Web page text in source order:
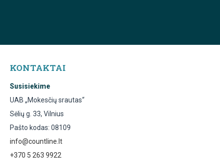
KONTAKTAI
Susisiekime
UAB „Mokesčių srautas“
Sėlių g. 33, Vilnius
Pašto kodas: 08109
info@countline.lt
+370 5 263 9922